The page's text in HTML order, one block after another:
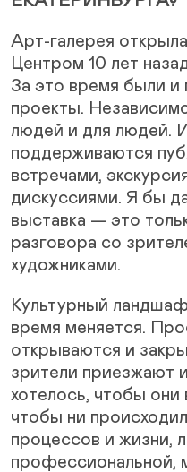
Арт-галерея
Центром 10 лет
За это время были
проекты.
людей и для людей.
поддерживаются
встречами,
дискуссиями. Я бы
выставка — это
разговора со
художниками.
Культурный
время меняется.
открываются и
зрители приезжают
хотелось, чтобы
чтобы ни
процессов и жизни,
профессиональной,